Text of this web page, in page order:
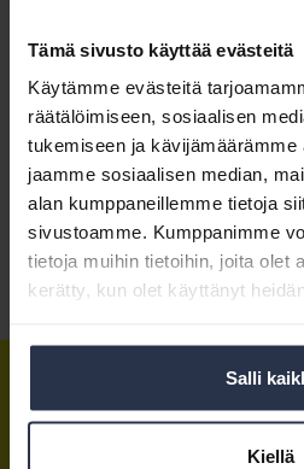
Tämä sivusto käyttää evästeitä
Käytämme evästeitä
räätälöimiseen, sosiaalisen
tukemiseen ja
jaamme sosiaalisen median,
alan kumppaneillemme tietoja
sivustoamme. Kumppanimme
tietoja muihin tietoihin, joita olet
kerätty, kun olet käyttänyt
Salli
Kiellä
Tämä osio
Isännöintiliiton
Kirjaudu
Tietoa
Isännöintiliitto